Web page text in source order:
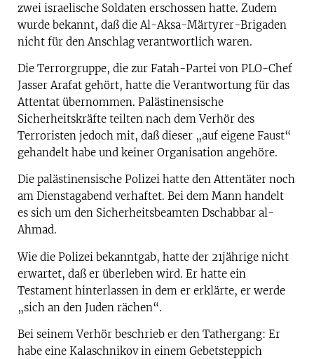
zwei israelische Soldaten erschossen hatte. Zudem
wurde bekannt, daß die Al-Aksa-Märtyrer-Brigaden
nicht für den Anschlag verantwortlich waren.
Die Terrorgruppe, die zur Fatah-Partei von PLO-Chef
Jasser Arafat gehört, hatte die Verantwortung für das
Attentat übernommen. Palästinensische
Sicherheitskräfte teilten nach dem Verhör des
Terroristen jedoch mit, daß dieser „auf eigene Faust“
gehandelt habe und keiner Organisation angehöre.
Die palästinensische Polizei hatte den Attentäter noch
am Dienstagabend verhaftet. Bei dem Mann handelt
es sich um den Sicherheitsbeamten Dschabbar al-
Ahmad.
Wie die Polizei bekanntgab, hatte der 21jährige nicht
erwartet, daß er überleben wird. Er hatte ein
Testament hinterlassen in dem er erklärte, er werde
„sich an den Juden rächen“.
Bei seinem Verhör beschrieb er den Tathergang: Er
habe eine Kalaschnikov in einem Gebetsteppich